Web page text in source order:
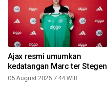
Ajax resmi umumkan
kedatangan Marc ter Stegen
05 August 2026 7:44 WIB